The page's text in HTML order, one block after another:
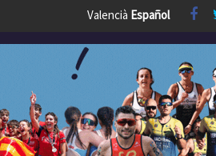
Valencià Español